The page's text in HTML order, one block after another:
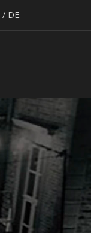
/ DE.